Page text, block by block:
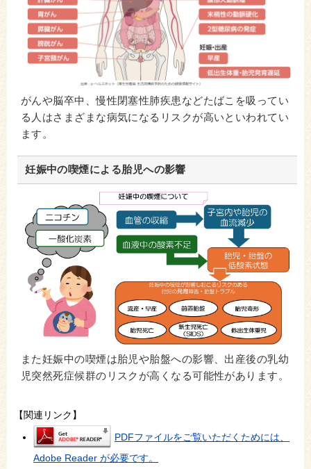
がんや脳卒中、慢性閉塞性肺疾患などたばこを吸ってい
る人はさまざまな病気になるリスクが高いといわれてい
ます。
妊娠中の喫煙による胎児への影響
また妊娠中の喫煙は胎児や胎盤への影響、出産後の乳幼
児突然死症候群のリスクが高くなる可能性があります。
【関連リンク】
PDFファイルをご覧いただくためには、
Adobe Reader が必要です。